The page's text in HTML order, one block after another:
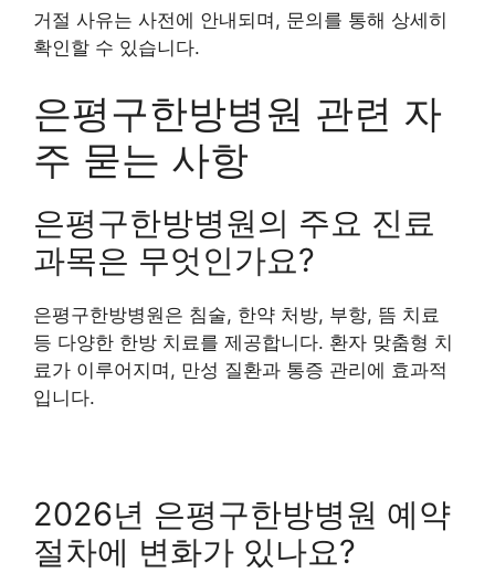
거절 사유는 사전에 안내되며, 문의를 통해 상세히
확인할 수 있습니다.
은평구한방병원 관련 자
주 묻는 사항
은평구한방병원의 주요 진료
과목은 무엇인가요?
은평구한방병원은 침술, 한약 처방, 부항, 뜸 치료
등 다양한 한방 치료를 제공합니다. 환자 맞춤형 치
료가 이루어지며, 만성 질환과 통증 관리에 효과적
입니다.
2026년 은평구한방병원 예약
절차에 변화가 있나요?